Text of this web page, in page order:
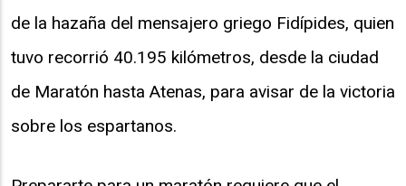
de la hazaña del mensajero griego Fidípides, quien
tuvo recorrió 40.195 kilómetros, desde la ciudad
de Maratón hasta Atenas, para avisar de la victoria
sobre los espartanos.